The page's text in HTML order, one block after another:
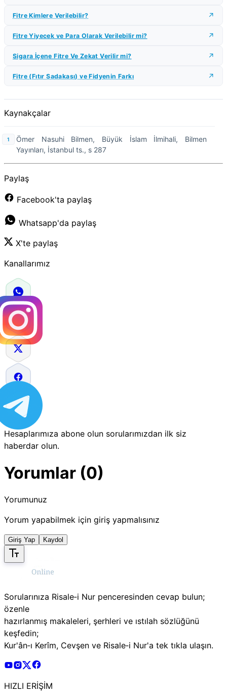
Fitre Kimlere Verilebilir?
Fitre Yiyecek ve Para Olarak Verilebilir mi?
Sigara İçene Fitre Ve Zekat Verilir mi?
Fitre (Fıtır Sadakası) ve Fidyenin Farkı
Kaynakçalar
Ömer Nasuhi Bilmen, Büyük İslam İlmihali, Bilmen
Yayınları, İstanbul ts., s 287
Paylaş
Facebook'ta paylaş
Whatsapp'da paylaş
X'te paylaş
Kanallarımız
Hesaplarımıza abone olun sorularımızdan ilk siz
haberdar olun.
Yorumlar (0)
Yorumunuz
Yorum yapabilmek için giriş yapmalısınız
Giriş Yap Kaydol
Sorularınıza Risale‑i Nur penceresinden cevap bulun;
özenle
hazırlanmış makaleleri, şerhleri ve ıstılah sözlüğünü
keşfedin;
Kur'ân‑ı Kerîm, Cevşen ve Risale‑i Nur'a tek tıkla ulaşın.
Risale Online Youtube Hesabı
Risale Online Instagram Hesabı
Risale Online X Hesabı
HIZLI ERİŞİM